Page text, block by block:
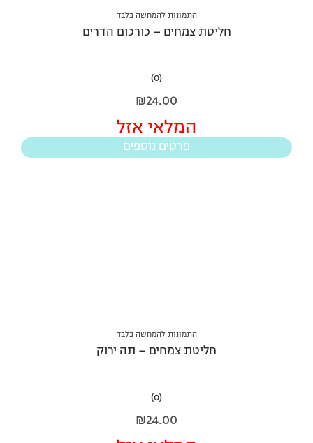
התמונות להמחשה בלבד
חליטת צמחים – כורכום הדרים
(0)
₪24.00
המלאי אזל
פרטים נוספים
התמונות להמחשה בלבד
חליטת צמחים – תה ירוק
(0)
₪24.00